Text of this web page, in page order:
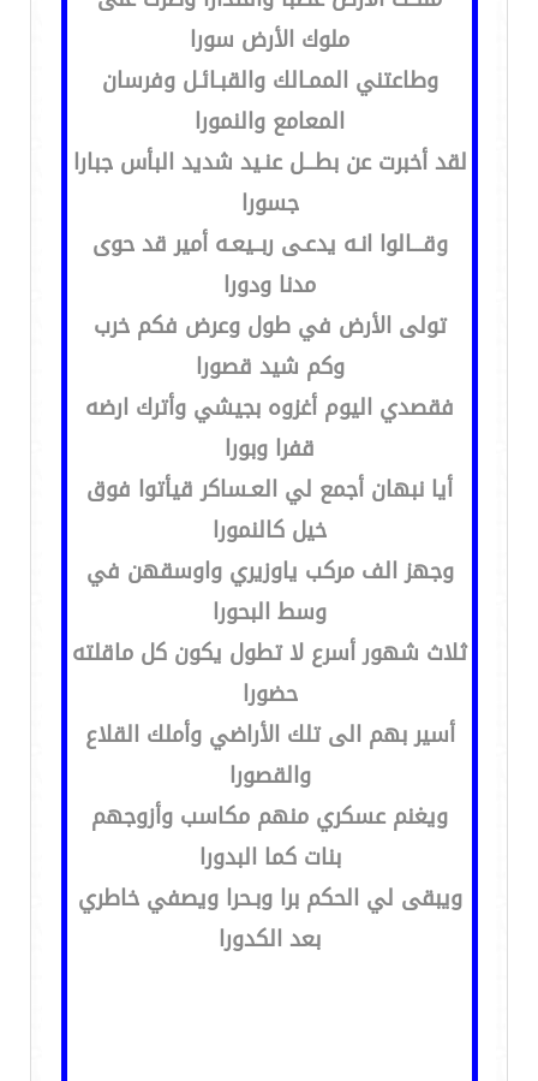
ملوك الأرض سورا
وطاعتني الممـالك والقبـائـل وفرسان
المعامع والنمورا
لقد أخبرت عن بطـــل عنـيد شديد البأس جبارا
جسورا
وقـــالوا انـه يدعـى ربــيعـه أمير قد حوى
مدنا ودورا
تولى الأرض في طول وعرض فكم خرب
وكم شيد قصورا
فقصدي اليوم أغزوه بجيشي وأترك ارضه
قفرا وبورا
أيا نبهان أجمع لي العـساكر قيأتوا فوق
خيل كالنمورا
وجهز الف مركب ياوزيري واوسقهن في
وسط البحورا
ثلاث شهور أسرع لا تطول يكون كل ماقلته
حضورا
أسير بهم الى تلك الأراضي وأملك القلاع
والقصورا
ويغنم عسكري منهم مكاسب وأزوجهم
بنات كما البدورا
ويبقى لي الحكم برا وبـحرا ويصفي خاطري
بعد الكدورا